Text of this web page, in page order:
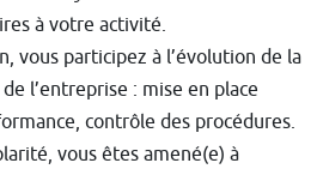
à votre activité.
vous participez à l’évolution de la
l’entreprise : mise en place
contrôle des procédures.
vous êtes amené(e) à